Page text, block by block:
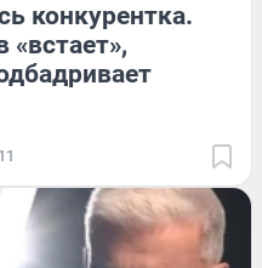
конкурентка.
11